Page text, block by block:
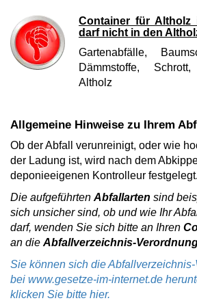
Container für Altholz
darf nicht in den
Gartenabfälle,
Dämmstoffe,
Altholz
Allgemeine Hinweise zu Ihrem
Ob der Abfall verunreinigt, oder wie
der Ladung ist, wird nach dem
deponieeigenen Kontrolleur festgelegt.
Die aufgeführten Abfallarten sind
sich unsicher sind, ob und wie Ihr
darf, wenden Sie sich bitte an Ihren
an die Abfallverzeichnis-
Sie können sich die
bei www.gesetze-im-internet.de
klicken Sie bitte hier.